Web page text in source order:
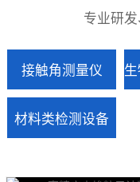
专业研
接触角测量仪
材料类检测设备